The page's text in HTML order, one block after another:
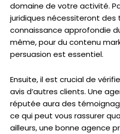
domaine de votre activité.
juridiques nécessiteront
connaissance approfondie
même, pour du contenu
persuasion est essentiel.
Ensuite, il est crucial de
avis d’autres clients. Une
réputée aura des
ce qui peut vous rassurer
ailleurs, une bonne agence